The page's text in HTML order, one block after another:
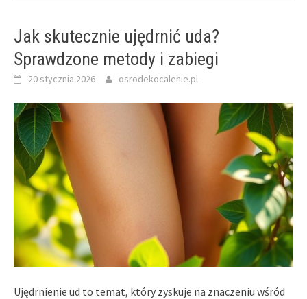
Jak skutecznie ujędrnić uda?
Sprawdzone metody i zabiegi
20 stycznia 2026 osrodekocalenie.pl
Ujędrnienie ud to temat, który zyskuje na znaczeniu wśród